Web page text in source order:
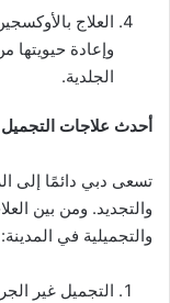
العلاج
وإعادة حيويتها
الجلدية.
أحدث علاجات
تسعى دبي دائمًا إلى
والتجديد. ومن بين
والتجميلية في المدينة:
التجميل غير